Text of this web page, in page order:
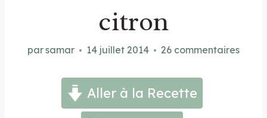
citron
parsamar 14 juillet 2014 26 commentaires
Aller à la Recette